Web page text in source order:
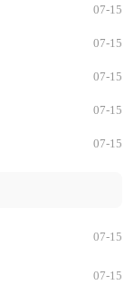
07-15
07-15
07-15
07-15
07-15
07-15
07-15